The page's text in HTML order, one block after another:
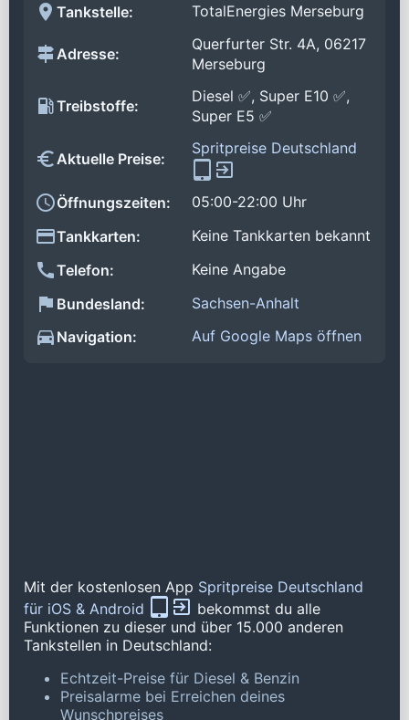
Tankstelle: TotalEnergies Merseburg
Adresse:
Querfurter Str. 4A, 06217
Merseburg
Treibstoffe:
Diesel ✅, Super E10 ✅,
Super E5 ✅
Aktuelle Preise:
Spritpreise Deutschland
Öffnungszeiten:
05:00-22:00 Uhr
Tankkarten:
Keine Tankkarten bekannt
Telefon:
Keine Angabe
Bundesland:
Sachsen-Anhalt
Navigation:
Auf Google Maps öffnen
Mit der kostenlosen App Spritpreise Deutschland
für iOS & Android
bekommst du alle
Funktionen zu dieser und über 15.000 anderen
Tankstellen in Deutschland:
Echtzeit-Preise für Diesel & Benzin
Preisalarme bei Erreichen deines
Wunschpreises